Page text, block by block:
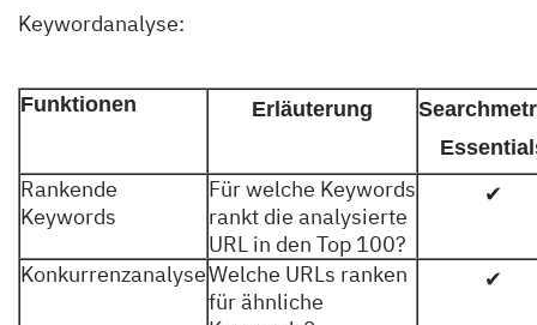
Keywordanalyse:
Funktionen Erläuterung
Rankende
Keywords
Für welche Keywords
rankt die analysierte
URL in den Top 100?
✔
KonkurrenzanalyseWelche URLs ranken
für ähnliche
✔